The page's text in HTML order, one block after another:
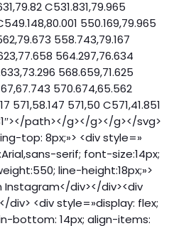
C531.831,79.965
550.169,79.965
558.743,79.167
564.297,76.634
568.659,71.625
570.674,65.562
571,58.147 571,50 C571,41.851
path></g></g></g></svg>
top: 8px;»> <div style=»
serif; font-size:14px;
line-height:18px;»>
div></div><div
div> <div style=»display: flex;
bottom: 14px; align-items: